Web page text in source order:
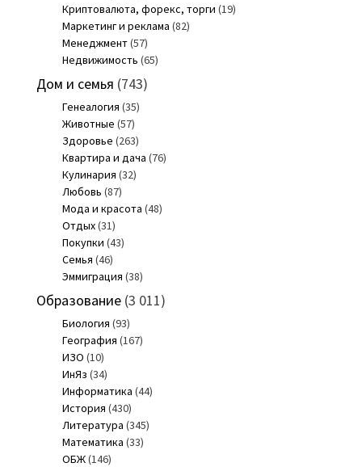
Криптовалюта, форекс, торги (19)
Маркетинг и реклама (82)
Менеджмент(57)
Недвижимость (65)
Дом и семья (743)
Генеалогия (35)
Животные (57)
Здоровье (263)
Квартира и дача (76)
Кулинария (32)
Любовь (87)
Мода и красота (48)
Отдых(31)
Покупки (43)
Семья (46)
Эммиграция (38)
Образование(3 011)
Биология (93)
География (167)
ИЗО (10)
ИнЯз (34)
Информатика (44)
История (430)
Литература (345)
Математика (33)
ОБЖ(146)